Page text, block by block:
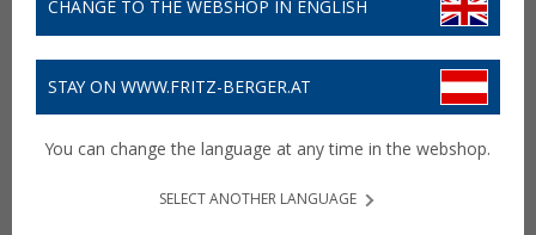
129,95€
Pinewood Air Vent Damen
39,95€
Lieferbar
CHANGE TO THE WEBSHOP IN ENGLISH
STAY ON WWW.FRITZ-BERGER.AT
You can change the language at any time in the webshop.
SELECT ANOTHER LANGUAGE